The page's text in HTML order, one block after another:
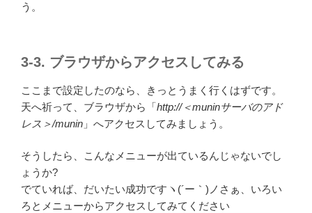
う。
3-3. ブラウザからアクセスしてみる
ここまで設定したのなら、きっとうまく行くはずです。
天へ祈って、ブラウザから「http://＜muninサーバのアド
レス＞/munin 」へアクセスしてみましょう。
そうしたら、こんなメニューが出ているんじゃないでし
ょうか?
でていれば、だいたい成功ですヽ(´ー｀)ノさぁ、いろい
ろとメニューからアクセスしてみてください